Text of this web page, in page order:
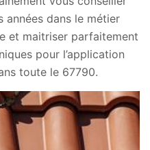
années dans le métier
et maitriser parfaitement
pour l’application
toute le 67790.